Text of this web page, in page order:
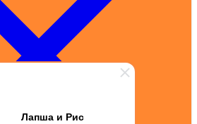
Лапша и Рис